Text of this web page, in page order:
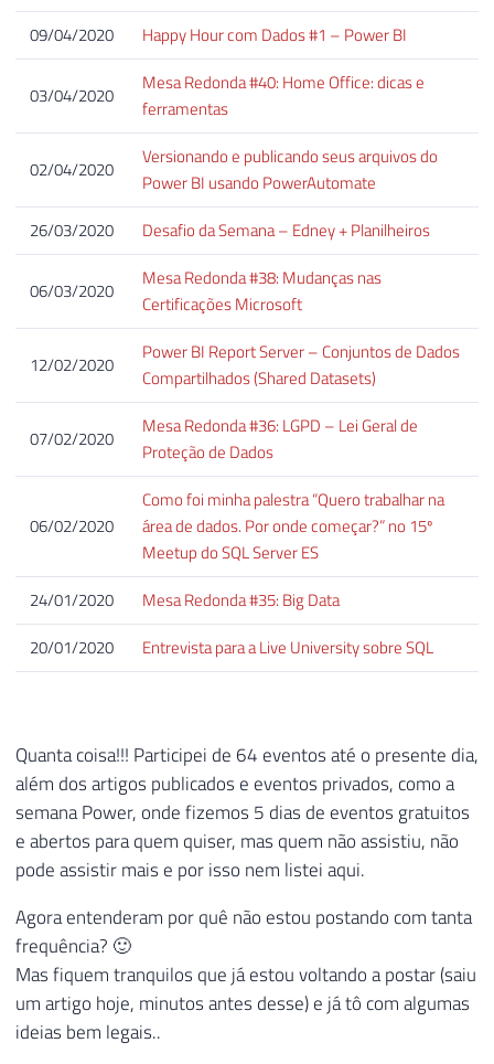
09/04/2020 Happy Hour com Dados #1 – Power BI
03/04/2020
Mesa Redonda #40: Home Office: dicas e
ferramentas
02/04/2020
Versionando e publicando seus arquivos do
Power BI usando PowerAutomate
26/03/2020
Desafio da Semana – Edney + Planilheiros
06/03/2020
Mesa Redonda #38: Mudanças nas
Certificações Microsoft
12/02/2020
Power BI Report Server – Conjuntos de Dados
Compartilhados (Shared Datasets)
07/02/2020
Mesa Redonda #36: LGPD – Lei Geral de
Proteção de Dados
06/02/2020
Como foi minha palestra “Quero trabalhar na
área de dados. Por onde começar?” no 15º
Meetup do SQL Server ES
24/01/2020
Mesa Redonda #35: Big Data
20/01/2020
Entrevista para a Live University sobre SQL
Quanta coisa!!! Participei de 64 eventos até o presente dia,
além dos artigos publicados e eventos privados, como a
semana Power, onde fizemos 5 dias de eventos gratuitos
e abertos para quem quiser, mas quem não assistiu, não
pode assistir mais e por isso nem listei aqui.
Agora entenderam por quê não estou postando com tanta
frequência? 🙂
Mas fiquem tranquilos que já estou voltando a postar (saiu
um artigo hoje, minutos antes desse) e já tô com algumas
ideias bem legais..